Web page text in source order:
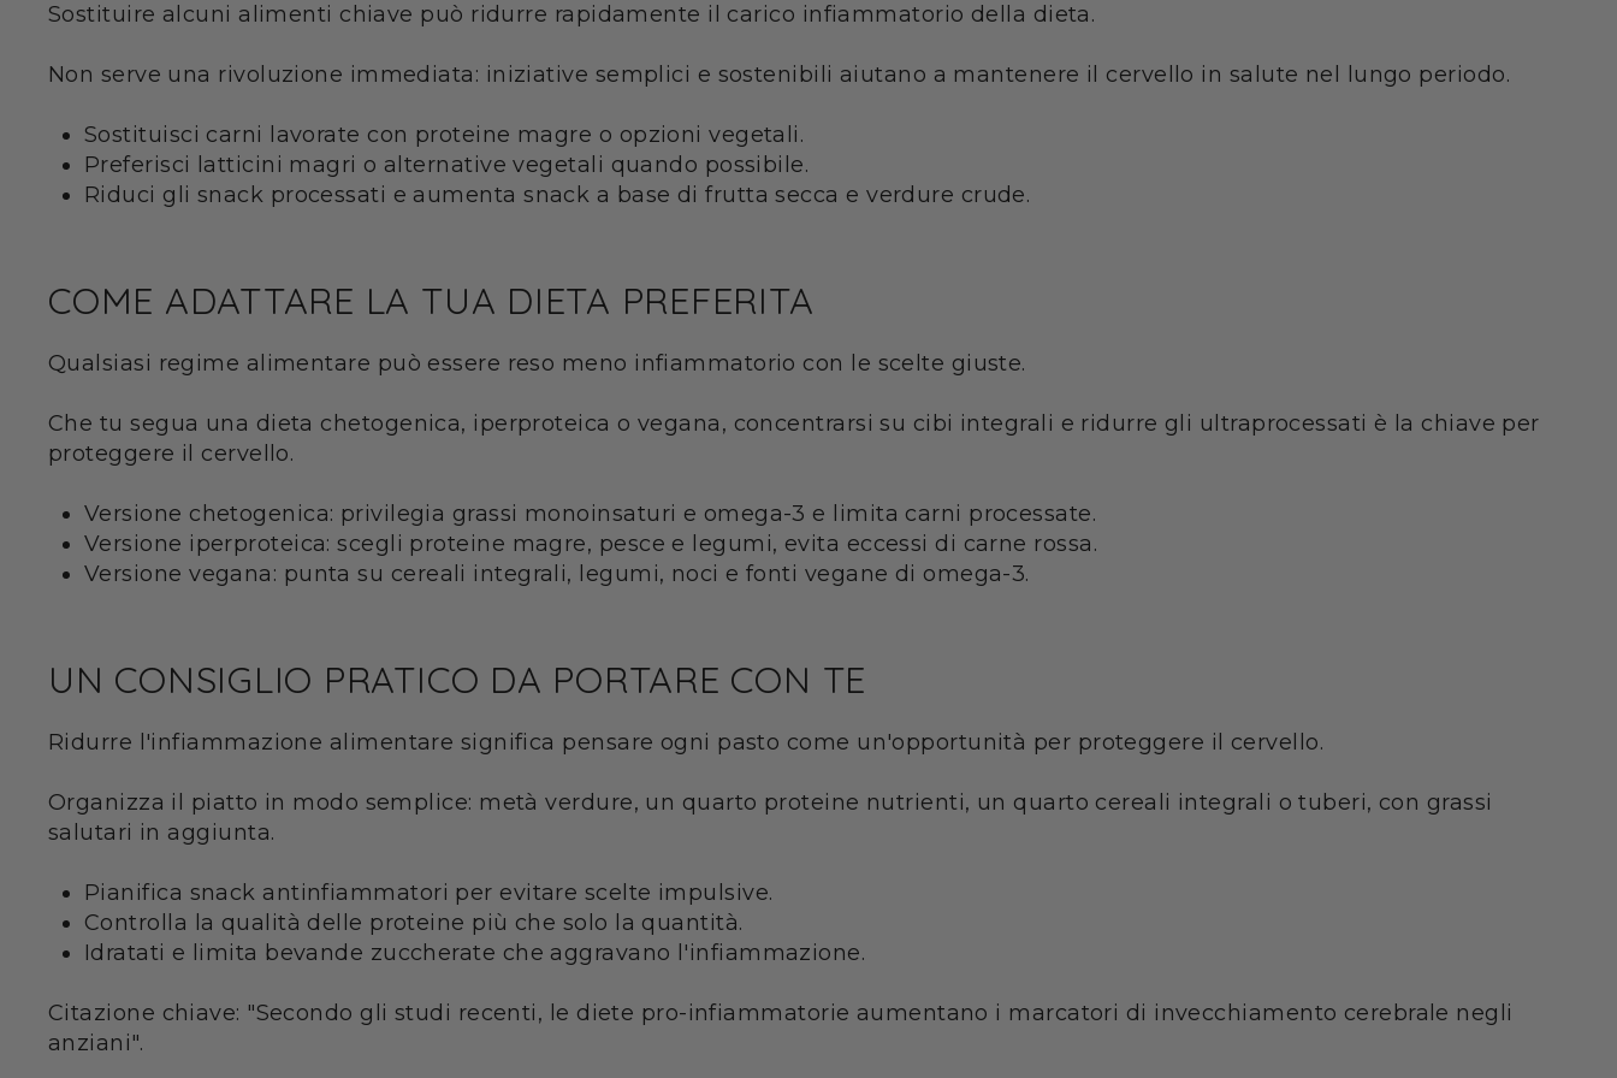
Sostituire alcuni alimenti chiave può ridurre rapidamente il carico infiammatorio della dieta.
Non serve una rivoluzione immediata: iniziative semplici e sostenibili aiutano a mantenere il cervello in salute nel lungo periodo.
Sostituisci carni lavorate con proteine magre o opzioni vegetali.
Preferisci latticini magri o alternative vegetali quando possibile.
Riduci gli snack processati e aumenta snack a base di frutta secca e verdure crude.
COME ADATTARE LA TUA DIETA PREFERITA
Qualsiasi regime alimentare può essere reso meno infiammatorio con le scelte giuste.
Che tu segua una dieta chetogenica, iperproteica o vegana, concentrarsi su cibi integrali e ridurre gli ultraprocessati è la chiave per
proteggere il cervello.
Versione chetogenica: privilegia grassi monoinsaturi e omega-3 e limita carni processate.
Versione iperproteica: scegli proteine magre, pesce e legumi, evita eccessi di carne rossa.
Versione vegana: punta su cereali integrali, legumi, noci e fonti vegane di omega-3.
UN CONSIGLIO PRATICO DA PORTARE CON TE
Ridurre l'infiammazione alimentare significa pensare ogni pasto come un'opportunità per proteggere il cervello.
Organizza il piatto in modo semplice: metà verdure, un quarto proteine nutrienti, un quarto cereali integrali o tuberi, con grassi
salutari in aggiunta.
Pianifica snack antinfiammatori per evitare scelte impulsive.
Controlla la qualità delle proteine più che solo la quantità.
Idratati e limita bevande zuccherate che aggravano l'infiammazione.
Citazione chiave: "Secondo gli studi recenti, le diete pro-infiammatorie aumentano i marcatori di invecchiamento cerebrale negli
anziani".